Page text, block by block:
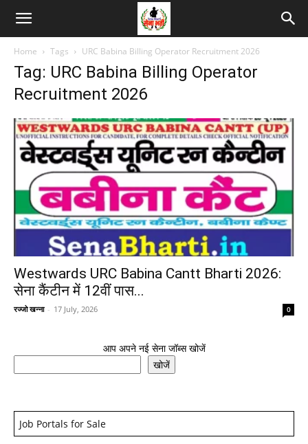
Home Tags URC Babina Billing Operator Recruitment 2026
Tag: URC Babina Billing Operator
Recruitment 2026
Westwards URC Babina Cantt Bharti 2026:
सेना कैंटीन में 12वीं पास...
रज्जो खन्ना - 17 July, 2026 0
आप अपने नई सेना जॉब्स खोजें
खोजें
Job Portals for Sale